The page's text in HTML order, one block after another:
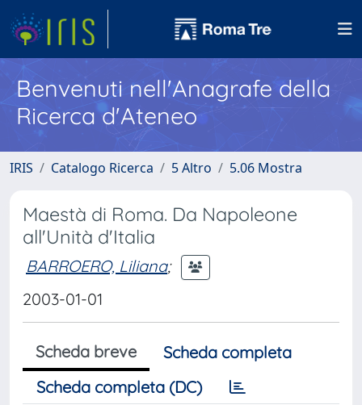
Benvenuti nell'Anagrafe della
Ricerca d'Ateneo
IRIS Catalogo Ricerca 5 Altro 5.06 Mostra
Maestà di Roma. Da Napoleone
all'Unità d'Italia
BARROERO, Liliana;
2003-01-01
Scheda breve
Scheda completa
Scheda completa (DC)